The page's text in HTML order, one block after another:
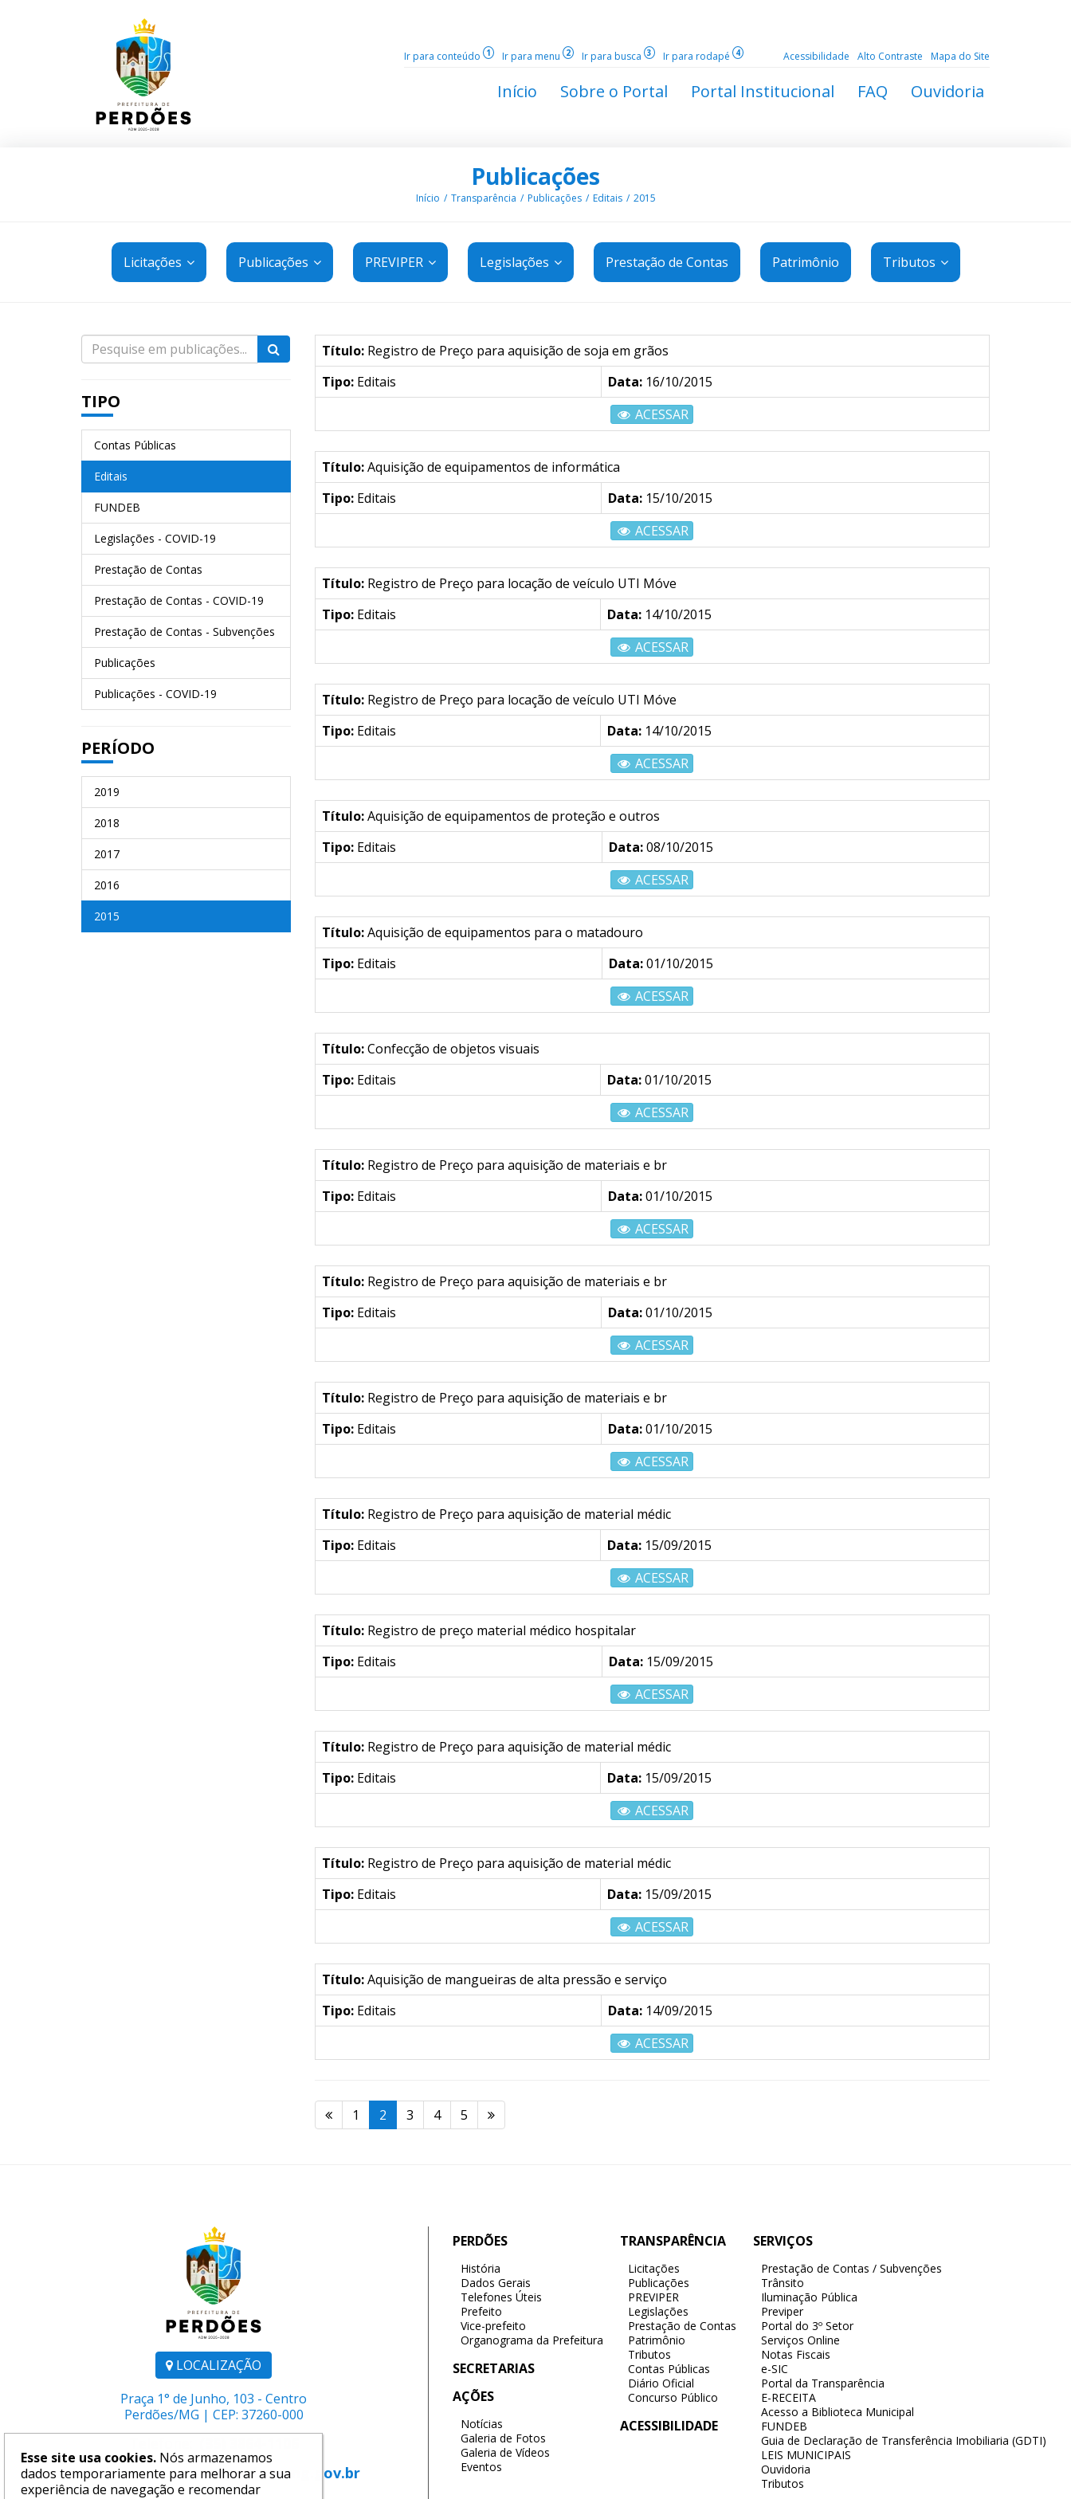
Ir para conteúdo 1 Ir para menu 2 Ir para busca 3 Ir para rodapé 4 Acessibilidade Alto Contraste Mapa do Site
Início Sobre o Portal Portal Institucional FAQ Ouvidoria
Publicações
Início Transparência Publicações Editais 2015
Licitações Publicações PREVIPER Legislações Prestação de Contas Patrimônio Tributos
TIPO
Contas Públicas
Editais
FUNDEB
Legislações - COVID-19
Prestação de Contas
Prestação de Contas - COVID-19
Prestação de Contas - Subvenções
Publicações
Publicações - COVID-19
PERÍODO
2019
2018
2017
2016
2015
Título:Registro de Preço para aquisição de soja em grãos
Tipo:Editais Data:16/10/2015
ACESSAR
Título:Aquisição de equipamentos de informática
Tipo:Editais Data:15/10/2015
ACESSAR
Título:Registro de Preço para locação de veículo UTI Móve
Tipo:Editais Data:14/10/2015
ACESSAR
Título:Registro de Preço para locação de veículo UTI Móve
Tipo:Editais Data:14/10/2015
ACESSAR
Título:Aquisição de equipamentos de proteção e outros
Tipo:Editais Data:08/10/2015
ACESSAR
Título:Aquisição de equipamentos para o matadouro
Tipo:Editais Data:01/10/2015
ACESSAR
Título:Confecção de objetos visuais
Tipo:Editais Data:01/10/2015
ACESSAR
Título:Registro de Preço para aquisição de materiais e br
Tipo:Editais Data:01/10/2015
ACESSAR
Título:Registro de Preço para aquisição de materiais e br
Tipo:Editais Data:01/10/2015
ACESSAR
Título:Registro de Preço para aquisição de materiais e br
Tipo:Editais Data:01/10/2015
ACESSAR
Título:Registro de Preço para aquisição de material médic
Tipo:Editais Data:15/09/2015
ACESSAR
Título:Registro de preço material médico hospitalar
Tipo:Editais Data:15/09/2015
ACESSAR
Título:Registro de Preço para aquisição de material médic
Tipo:Editais Data:15/09/2015
ACESSAR
Título:Registro de Preço para aquisição de material médic
Tipo:Editais Data:15/09/2015
ACESSAR
Título:Aquisição de mangueiras de alta pressão e serviço
Tipo:Editais Data:14/09/2015
ACESSAR
1 2 3 4 5
LOCALIZAÇÃO
Praça 1° de Junho, 103 - Centro
Perdões/MG | CEP: 37260-000
E-mail: comunicacao@perdoes.mg.gov.br
PERDÕES
História
Dados Gerais
Telefones Úteis
Prefeito
Vice-prefeito
Organograma da Prefeitura
SECRETARIAS
AÇÕES
Notícias
Galeria de Fotos
Galeria de Vídeos
Eventos
TRANSPARÊNCIA
Licitações
Publicações
PREVIPER
Legislações
Prestação de Contas
Patrimônio
Tributos
Contas Públicas
Diário Oficial
Concurso Público
ACESSIBILIDADE
SERVIÇOS
Prestação de Contas / Subvenções
Trânsito
Iluminação Pública
Previper
Portal do 3º Setor
Serviços Online
Notas Fiscais
e-SIC
Portal da Transparência
E-RECEITA
Acesso a Biblioteca Municipal
FUNDEB
Guia de Declaração de Transferência Imobiliaria (GDTI)
LEIS MUNICIPAIS
Ouvidoria
Tributos
Esse site usa cookies. Nós armazenamos
dados temporariamente para melhorar a sua
experiência de navegação e recomendar